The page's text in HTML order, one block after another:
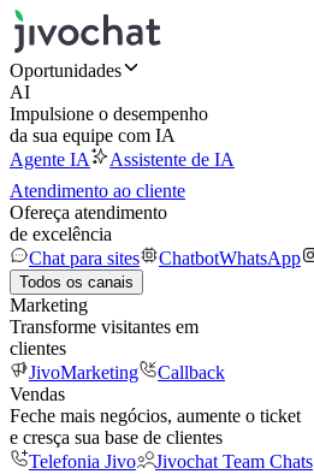
Oportunidades
AI
Impulsione o desempenho
da sua equipe com IA
Agente IA
Assistente de IA
Atendimento ao cliente
Ofereça atendimento
de excelência
Chat para sites
ChatbotWhatsApp
Todos os canais
Marketing
Transforme visitantes em
clientes
JivoMarketing
Callback
Vendas
Feche mais negócios, aumente o ticket
e cresça sua base de clientes
Telefonia Jivo
Jivochat Team Chats